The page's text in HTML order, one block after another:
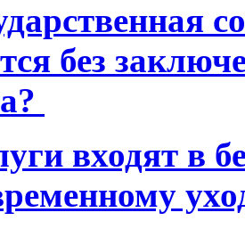
без
входят в